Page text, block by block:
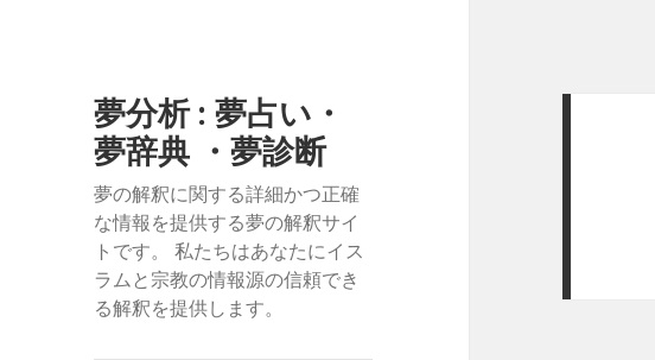
夢分析 : 夢占い・
夢辞典 ・夢診断
夢の解釈に関する詳細かつ正確
な情報を提供する夢の解釈サイ
トです。 私たちはあなたにイス
ラムと宗教の情報源の信頼でき
る解釈を提供します。